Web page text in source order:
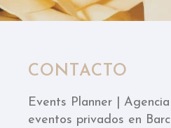
CONTACTO
Events Planner |
eventos privados en